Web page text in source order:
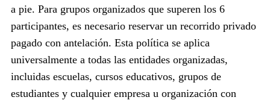
a pie. Para grupos organizados que superen los 6
participantes, es necesario reservar un recorrido privado
pagado con antelación. Esta política se aplica
universalmente a todas las entidades organizadas,
incluidas escuelas, cursos educativos, grupos de
estudiantes y cualquier empresa u organización con